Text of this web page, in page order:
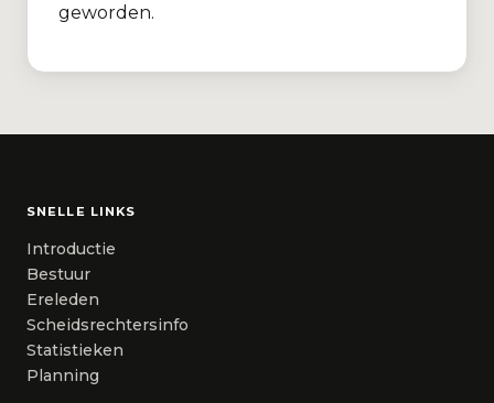
geworden.
SNELLE LINKS
Introductie
Bestuur
Ereleden
Scheidsrechtersinfo
Statistieken
Planning